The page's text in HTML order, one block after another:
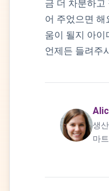
금 더 차분하고
어 주었으면 해
움이 될지 아이
언제든 들려주
생
마